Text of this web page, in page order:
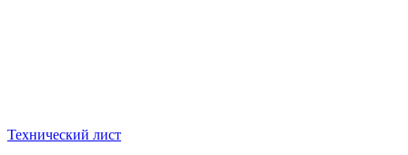
Технический лист